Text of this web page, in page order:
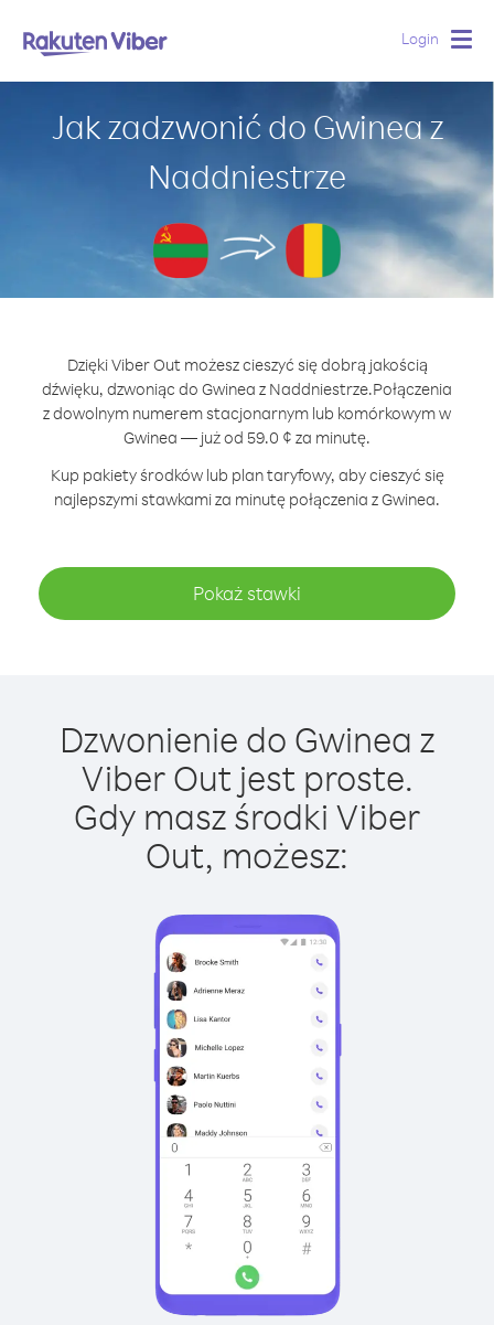
Login
Jak zadzwonić do Gwinea z
Naddniestrze
Dzięki Viber Out możesz cieszyć się dobrą jakością
dźwięku, dzwoniąc do Gwinea z Naddniestrze.Połączenia
z dowolnym numerem stacjonarnym lub komórkowym w
Gwinea — już od 59.0 ¢ za minutę.
Kup pakiety środków lub plan taryfowy, aby cieszyć się
najlepszymi stawkami za minutę połączenia z Gwinea.
Pokaż stawki
Dzwonienie do Gwinea z
Viber Out jest proste.
Gdy masz środki Viber
Out, możesz: